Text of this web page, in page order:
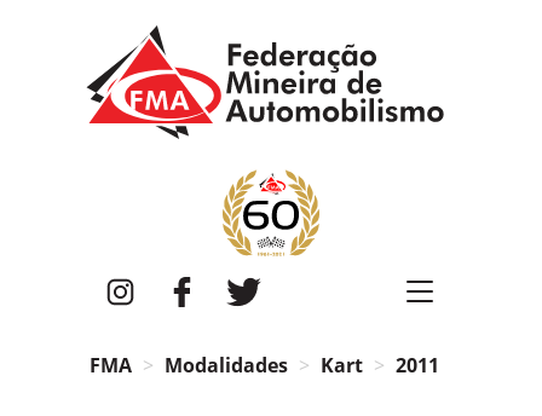
InstagramFacebook
FMA Modalidades Kart 2011